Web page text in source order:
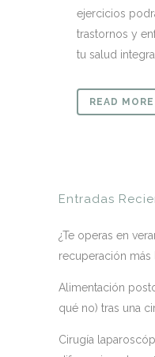
ejercicios
trastornos y
tu salud
READ MORE
Entradas
¿Te operas en
recuperación
Alimentación
qué no) tras una
Cirugía